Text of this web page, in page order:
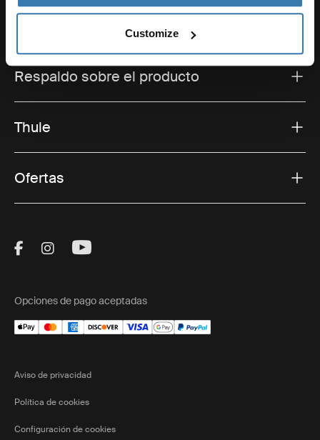
Customize
Ayuda para realizar pedidos
Respaldo sobre el producto
Thule
Ofertas
Visit Thule on Facebook (external link)
Visit Thule on Instagram (external link)
Visit Thule on Youtube (external
Opciones de pago aceptadas
Aviso de privacidad
Política de cookies
Configuración de cookies